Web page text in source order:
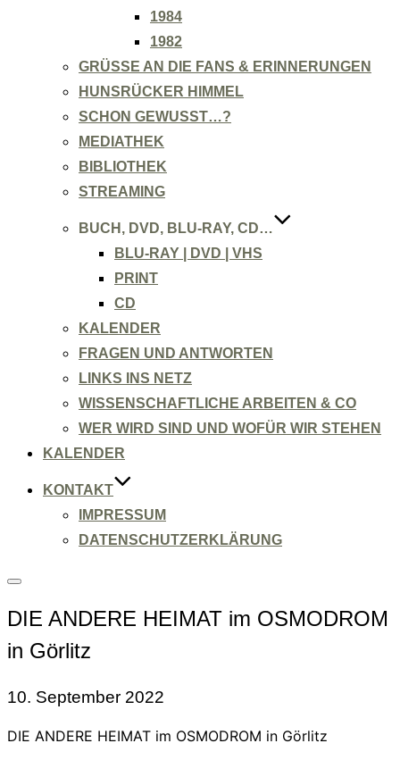
1984
1982
GRÜSSE AN DIE FANS & ERINNERUNGEN
HUNSRÜCKER HIMMEL
SCHON GEWUSST…?
MEDIATHEK
BIBLIOTHEK
STREAMING
BUCH, DVD, BLU-RAY, CD…
BLU-RAY | DVD | VHS
PRINT
CD
KALENDER
FRAGEN UND ANTWORTEN
LINKS INS NETZ
WISSENSCHAFTLICHE ARBEITEN & CO
WER WIRD SIND UND WOFÜR WIR STEHEN
KALENDER
KONTAKT
IMPRESSUM
DATENSCHUTZERKLÄRUNG
Seitenleiste
Navigation
umschalten
DIE ANDERE HEIMAT im OSMODROM
in Görlitz
10. September 2022
DIE ANDERE HEIMAT im OSMODROM in Görlitz